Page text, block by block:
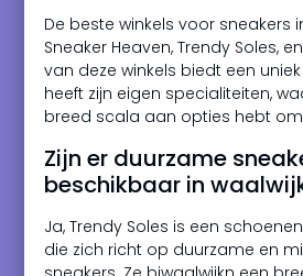
De beste winkels voor sneakers
Sneaker Heaven, Trendy Soles,
van deze winkels biedt een
heeft zijn eigen specialiteiten,
breed scala aan opties hebt om
Zijn er duurzame
beschikbaar in
Ja, Trendy Soles is een
die zich richt op duurzame en